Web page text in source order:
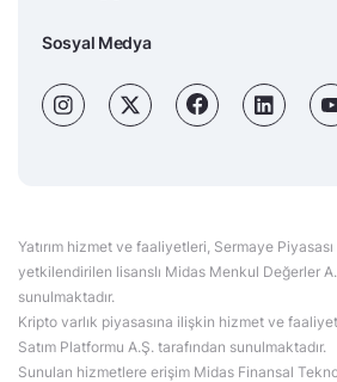
Sosyal Medya
Yatırım hizmet ve faaliyetleri, Sermaye
yetkilendirilen lisanslı Midas Menkul Değerler
sunulmaktadır.
Kripto varlık piyasasına ilişkin hizmet ve
Satım Platformu A.Ş. tarafından sunulmaktadır.
Sunulan hizmetlere erişim Midas Finansal